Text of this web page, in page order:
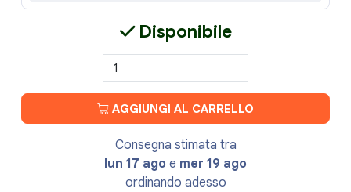
Disponibile
AGGIUNGI AL CARRELLO
Consegna stimata tra
lun 17 ago e mer 19 ago
ordinando adesso